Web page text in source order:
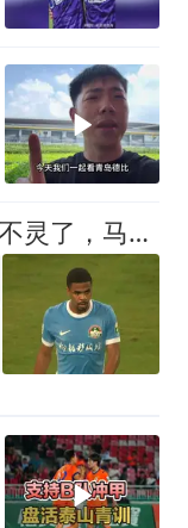
王上源停赛，河南队找点球不灵了，马拉尼昂不会射门，郑智剑指亚冠名额